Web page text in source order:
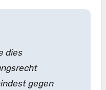
dies
gegen